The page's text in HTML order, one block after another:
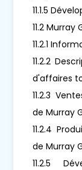
11.1.5
11.2 Murray
11.2.1
11.2.2
d'affaires
11.2.3
de Murray
11.2.4
de Murray
11.2.5